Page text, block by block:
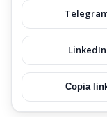
LinkedIn
Copia